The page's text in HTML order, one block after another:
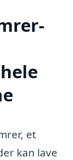
et
kan lave